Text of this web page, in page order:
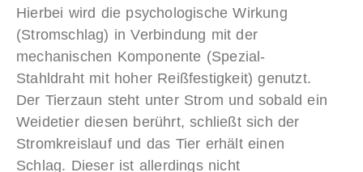
Hierbei wird die psychologische Wirkung
(Stromschlag) in Verbindung mit der
mechanischen Komponente (Spezial-
Stahldraht mit hoher Reißfestigkeit) genutzt.
Der Tierzaun steht unter Strom und sobald ein
Weidetier diesen berührt, schließt sich der
Stromkreislauf und das Tier erhält einen
Schlag. Dieser ist allerdings nicht